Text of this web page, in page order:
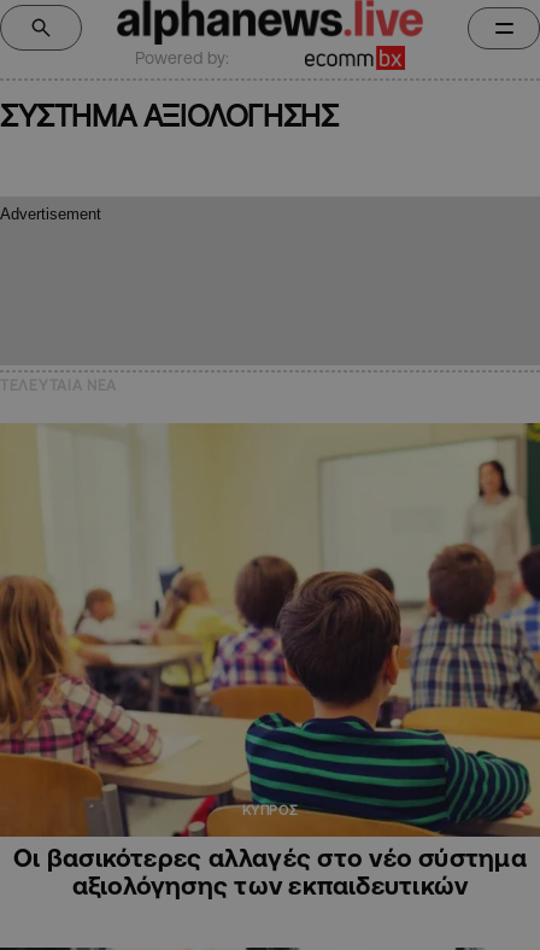
Powered by:
ΣΥΣΤΗΜΑ ΑΞΙΟΛΟΓΗΣΗΣ
ΚΥΠΡΟΣ
Οι βασικότερες αλλαγές στο νέο σύστημα
αξιολόγησης των εκπαιδευτικών